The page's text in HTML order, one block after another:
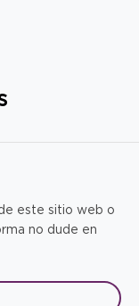
este sitio web o
no dude en